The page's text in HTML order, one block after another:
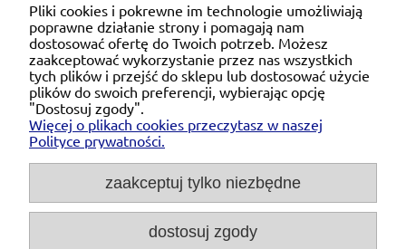
Pomoc
Moje konto
Płatności i dostawa
O nas
Michał Niedźwiecki Dobra Armatura, ul. Krakowska
Pliki cookies i pokrewne im technologie umożliwiają
poprawne działanie strony i pomagają nam
dostosować ofertę do Twoich potrzeb. Możesz
zaakceptować wykorzystanie przez nas wszystkich
tych plików i przejść do sklepu lub dostosować użycie
plików do swoich preferencji, wybierając opcję
"Dostosuj zgody".
Więcej o plikach cookies przeczytasz w naszej
Polityce prywatności.
zaakceptuj tylko niezbędne
dostosuj zgody